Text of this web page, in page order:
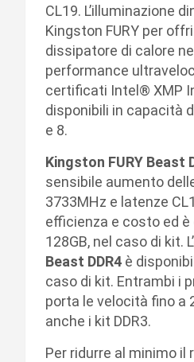
CL19. L’illuminazione
Kingston FURY per
dissipatore di calore
performance
certificati Intel® XMP
disponibili in capacità
e 8.
Kingston FURY Beast
sensibile aumento
3733MHz e latenze
efficienza e costo ed è
128GB, nel caso di kit.
Beast DDR4 è
caso di kit. Entrambi i
porta le velocità fino a
anche i kit DDR3.
Per ridurre al minimo